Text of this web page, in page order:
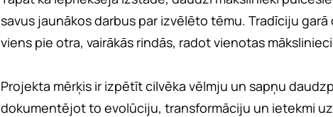
savus jaunākos darbus par izvēlēto tēmu. Tradīciju
viens pie otra, vairākās rindās, radot vienotas
Projekta mērķis ir izpētīt cilvēka vēlmju un sapņu
dokumentējot to evolūciju, transformāciju un ietekmi